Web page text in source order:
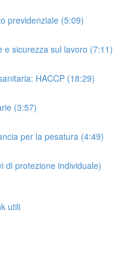
previdenziale (5:09)
e sicurezza sul lavoro (7:11)
HACCP (18:29)
(3:57)
per la pesatura (4:49)
di protezione individuale)
utili